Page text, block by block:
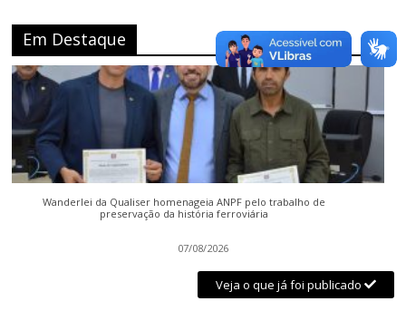
Em Destaque
Wanderlei da Qualiser homenageia ANPF pelo trabalho de
preservação da história ferroviária
07/08/2026
Veja o que já foi publicado